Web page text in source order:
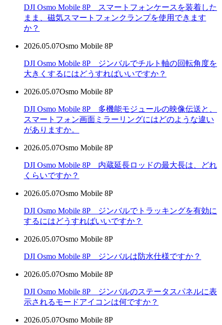
DJI Osmo Mobile 8P スマートフォンケースを装着した
まま、磁気スマートフォンクランプを使用できます
か？
2026.05.07Osmo Mobile 8P
DJI Osmo Mobile 8P ジンバルでチルト軸の回転角度を
大きくするにはどうすればいいですか？
2026.05.07Osmo Mobile 8P
DJI Osmo Mobile 8P 多機能モジュールの映像伝送と、
スマートフォン画面ミラーリングにはどのような違い
がありますか。
2026.05.07Osmo Mobile 8P
DJI Osmo Mobile 8P 内蔵延長ロッドの最大長は、どれ
くらいですか？
2026.05.07Osmo Mobile 8P
DJI Osmo Mobile 8P ジンバルでトラッキングを有効に
するにはどうすればいいですか？
2026.05.07Osmo Mobile 8P
DJI Osmo Mobile 8P ジンバルは防水仕様ですか？
2026.05.07Osmo Mobile 8P
DJI Osmo Mobile 8P ジンバルのステータスパネルに表
示されるモードアイコンは何ですか？
2026.05.07Osmo Mobile 8P